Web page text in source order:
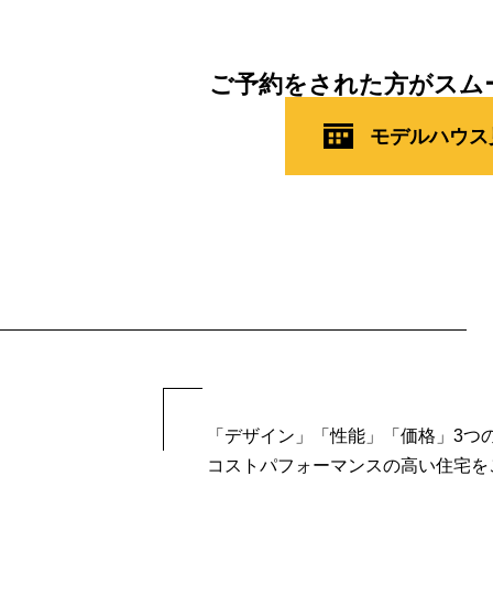
ご予約をされた方がス
モデルハウ
「デザイン」「性能」「価格」3つ
コストパフォーマンスの高い住宅